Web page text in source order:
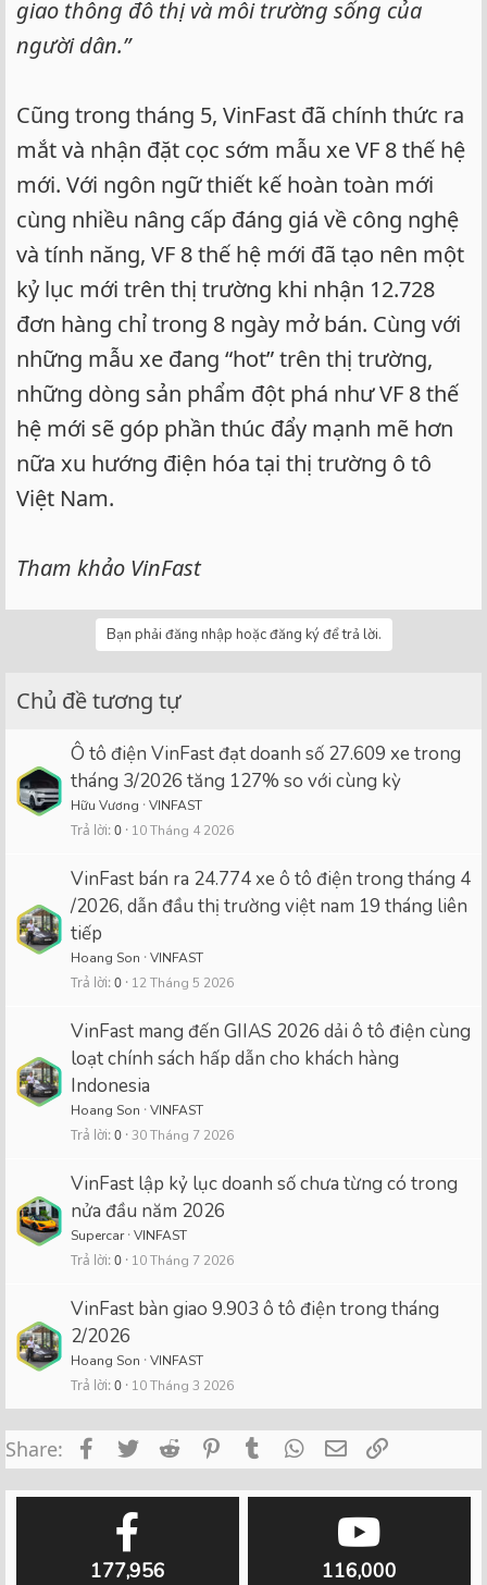
giao thông đô thị và môi trường sống của
người dân.”
Cũng trong tháng 5, VinFast đã chính thức ra
mắt và nhận đặt cọc sớm mẫu xe VF 8 thế hệ
mới. Với ngôn ngữ thiết kế hoàn toàn mới
cùng nhiều nâng cấp đáng giá về công nghệ
và tính năng, VF 8 thế hệ mới đã tạo nên một
kỷ lục mới trên thị trường khi nhận 12.728
đơn hàng chỉ trong 8 ngày mở bán. Cùng với
những mẫu xe đang “hot” trên thị trường,
những dòng sản phẩm đột phá như VF 8 thế
hệ mới sẽ góp phần thúc đẩy mạnh mẽ hơn
nữa xu hướng điện hóa tại thị trường ô tô
Việt Nam.
Tham khảo VinFast
Bạn phải đăng nhập hoặc đăng ký để trả lời.
Chủ đề tương tự
Ô tô điện VinFast đạt doanh số 27.609 xe trong
tháng 3/2026 tăng 127% so với cùng kỳ
Hữu Vương VINFAST
Trả lời 0 10 Tháng 4 2026
VinFast bán ra 24.774 xe ô tô điện trong tháng 4
/2026, dẫn đầu thị trường việt nam 19 tháng liên
tiếp
Hoang Son VINFAST
Trả lời 0 12 Tháng 5 2026
VinFast mang đến GIIAS 2026 dải ô tô điện cùng
loạt chính sách hấp dẫn cho khách hàng
Indonesia
Hoang Son VINFAST
Trả lời 0 30 Tháng 7 2026
VinFast lập kỷ lục doanh số chưa từng có trong
nửa đầu năm 2026
Supercar VINFAST
Trả lời 0 10 Tháng 7 2026
VinFast bàn giao 9.903 ô tô điện trong tháng
2/2026
Hoang Son VINFAST
Trả lời 0 10 Tháng 3 2026
Share: FacebookTwitterReddit PinterestTumblrWhatsApp
Email
177,956
116,000